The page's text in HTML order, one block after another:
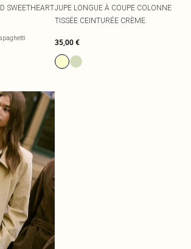
SWEETHEARTJUPE LONGUE À COUPE COLONNE
TISSÉE CEINTURÉE CRÈME.
35,00 €